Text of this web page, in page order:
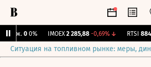
Бирж. 0 0% IMOEX 2 285,88 -0,69%↓ RTSI
Ситуация на топливном рынке: меры,